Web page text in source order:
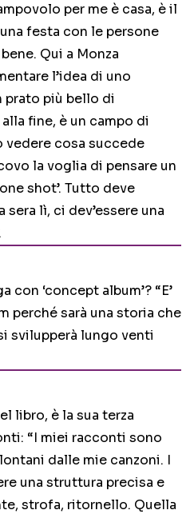
per me è casa, è il
festa con le persone
Qui a Monza
l’idea di uno
più bello di
fine, è un campo di
vedere cosa succede
la voglia di pensare un
shot’. Tutto deve
lì, ci dev’essere una
con ‘concept album’? “E’
perché sarà una storia che
svilupperà lungo venti
libro, è la sua terza
“I miei racconti sono
dalle mie canzoni. I
una struttura precisa e
strofa, ritornello. Quella